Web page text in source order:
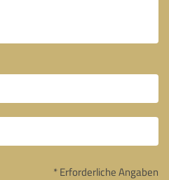
* Erforderliche Angaben